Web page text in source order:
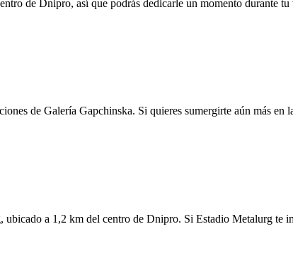
de Dnipro, así que podrás dedicarle un momento durante
de Galería Gapchinska. Si quieres sumergirte aún más
a 1,2 km del centro de Dnipro. Si Estadio Metalurg te